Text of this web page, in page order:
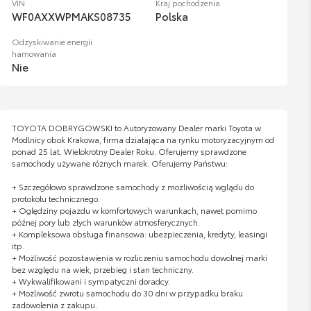
WF0AXXWPMAKS08735 Polska
Odzyskiwanie energii
hamowania
Nie
TOYOTA DOBRYGOWSKI to Autoryzowany Dealer marki Toyota w
Modlnicy obok Krakowa, firma działająca na rynku motoryzacyjnym od
ponad 25 lat. Wielokrotny Dealer Roku. Oferujemy sprawdzone
samochody używane różnych marek. Oferujemy Państwu:
+ Szczegółowo sprawdzone samochody z możliwością wglądu do
protokołu technicznego.
+ Oględziny pojazdu w komfortowych warunkach, nawet pomimo
późnej pory lub złych warunków atmosferycznych.
+ Kompleksowa obsługa finansowa: ubezpieczenia, kredyty, leasingi
itp.
+ Możliwość pozostawienia w rozliczeniu samochodu dowolnej marki
bez względu na wiek, przebieg i stan techniczny.
+ Wykwalifikowani i sympatyczni doradcy.
+ Możliwość zwrotu samochodu do 30 dni w przypadku braku
zadowolenia z zakupu.